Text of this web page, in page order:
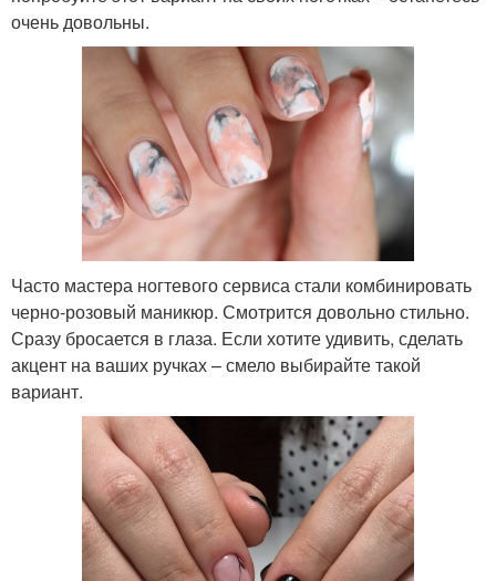
очень довольны.
Часто мастера ногтевого сервиса стали комбинировать
черно-розовый маникюр. Смотрится довольно стильно.
Сразу бросается в глаза. Если хотите удивить, сделать
акцент на ваших ручках – смело выбирайте такой
вариант.